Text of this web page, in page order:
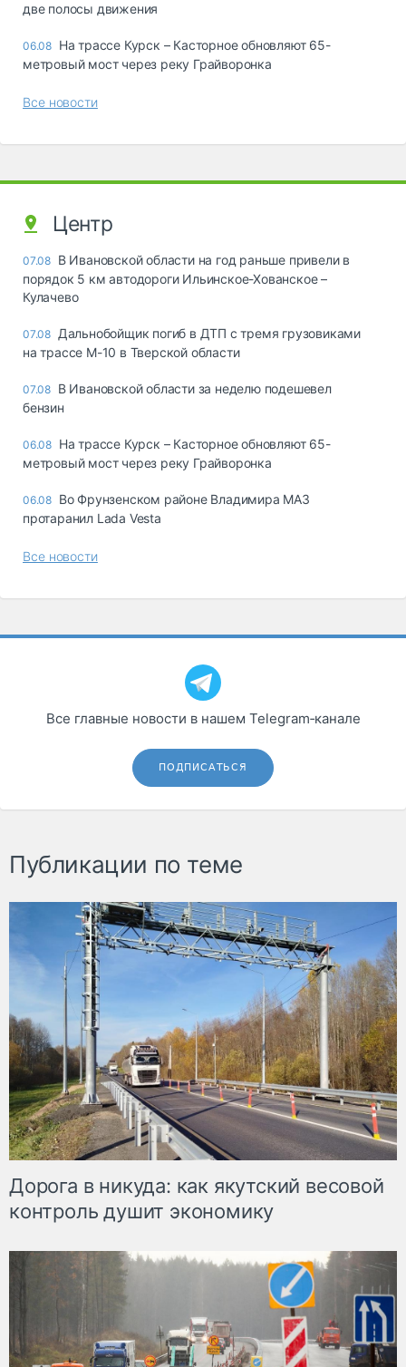
две полосы движения
06.08 На трассе Курск – Касторное обновляют 65-
метровый мост через реку Грайворонка
Все новости
Центр
07.08 В Ивановской области на год раньше привели в
порядок 5 км автодороги Ильинское-Хованское –
Кулачево
07.08 Дальнобойщик погиб в ДТП с тремя грузовиками
на трассе М-10 в Тверской области
07.08 В Ивановской области за неделю подешевел
бензин
06.08 На трассе Курск – Касторное обновляют 65-
метровый мост через реку Грайворонка
06.08 Во Фрунзенском районе Владимира МАЗ
протаранил Lada Vesta
Все новости
Все главные новости в нашем Telegram‑канале
ПОДПИСАТЬСЯ
Публикации по теме
Дорога в никуда: как якутский весовой
контроль душит экономику